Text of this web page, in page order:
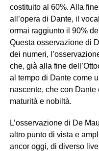
costituito al 60%. Alla
all’opera di Dante, il
ormai raggiunto il 90%
Questa osservazione di
dei numeri,
che, già alla fine
al tempo di Dante come
nascente, che con
maturità e nobiltà.
L’osservazione di De
altro punto di vista e
ancor oggi, di diverso